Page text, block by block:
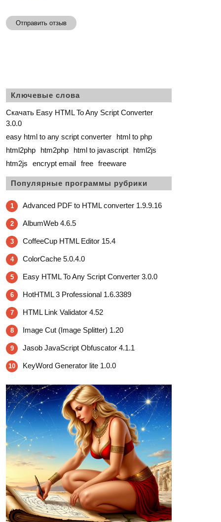
Отправить отзыв
Ключевые слова
Скачать Easy HTML To Any Script Converter
3.0.0
easy html to any script converter
html to php
html2php
htm2php html to javascript
html2js
htm2js
encrypt email free freeware
Популярные программы рубрики
1 Advanced PDF to HTML converter 1.9.9.16
2 AlbumWeb 4.6.5
3 CoffeeCup HTML Editor 15.4
4 ColorCache 5.0.4.0
5 Easy HTML To Any Script Converter 3.0.0
6 HotHTML 3 Professional 1.6.3389
7 HTML Link Validator 4.52
8 Image Cut (Image Splitter) 1.20
9 Jasob JavaScript Obfuscator 4.1.1
10 KeyWord Generator lite 1.0.0